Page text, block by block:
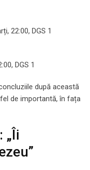
22:00, DGS 1
DGS 1
după această
de importantă, în fața
„Îi